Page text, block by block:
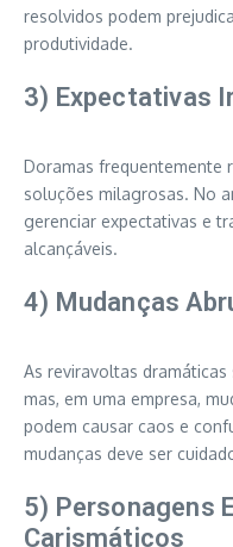
resolvidos podem
produtividade.
3) Expectativas
Doramas frequentemente
soluções milagrosas. No
gerenciar expectativas e
alcançáveis.
4) Mudanças
As reviravoltas
mas, em uma empresa,
podem causar caos e
mudanças deve ser
5) Personagens
Carismáticos